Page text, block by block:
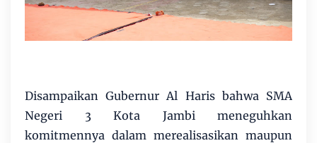
Disampaikan Gubernur Al Haris bahwa SMA
Negeri 3 Kota Jambi meneguhkan
komitmennya dalam merealisasikan maupun